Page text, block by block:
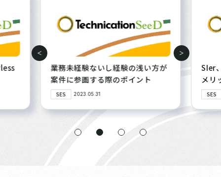
SES 2023.05.31
業務未経験ないし経験の浅い方が
案件に参画する際のポイント
SES
SIer
メリ